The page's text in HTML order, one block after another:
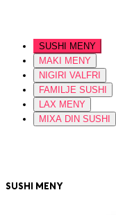
SUSHI MENY
MAKI MENY
NIGIRI VALFRI
FAMILJE SUSHI
LAX MENY
MIXA DIN SUSHI
SUSHI MENY